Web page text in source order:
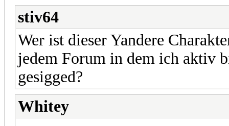
stiv64
Wer ist dieser Yandere
jedem Forum in dem ich aktiv
gesigged?
Whitey